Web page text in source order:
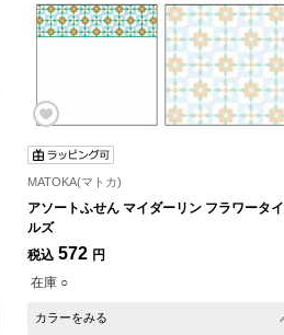
MATOKA(マトカ)
アソートふせん マイダーリン フラワータイ
ルズ
税込 572 円
在庫 ○
カラーをみる